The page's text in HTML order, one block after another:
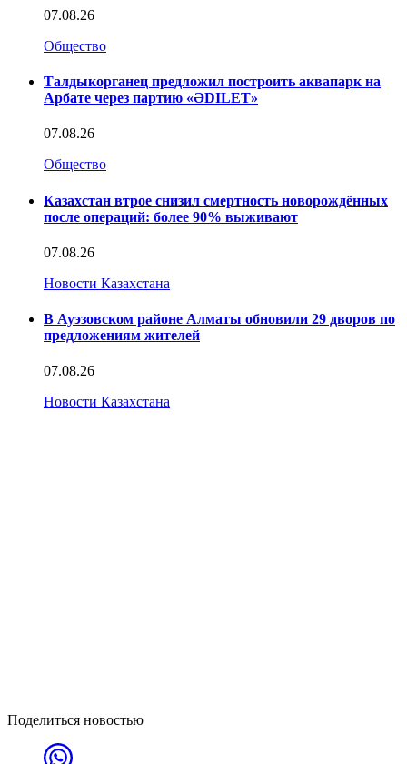
07.08.26
Общество
Талдыкорганец предложил построить аквапарк на
Арбате через партию «ӘDILET»
07.08.26
Общество
Казахстан втрое снизил смертность новорождённых
после операций: более 90% выживают
07.08.26
Новости Казахстана
В Ауэзовском районе Алматы обновили 29 дворов по
предложениям жителей
07.08.26
Новости Казахстана
Поделиться новостью